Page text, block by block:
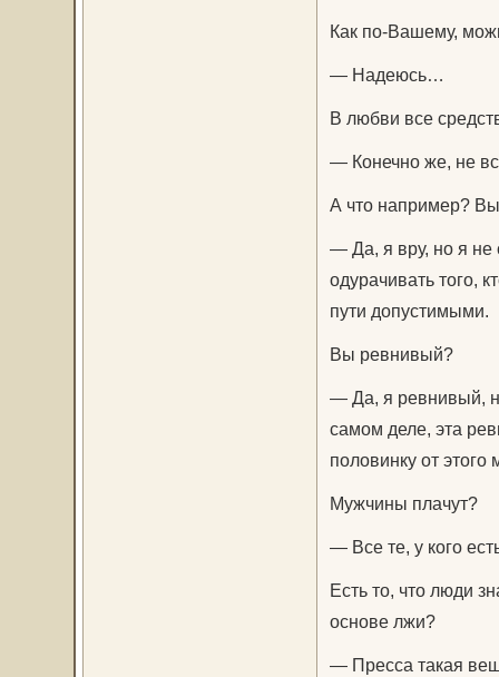
Как по-Вашему,
— Надеюсь…
В любви все
— Конечно же, не
А что например?
— Да, я вру, но я не
одурачивать того,
пути допустимыми.
Вы ревнивый?
— Да, я ревнивый,
самом деле, эта
половинку от
Мужчины плачут?
— Все те, у кого
Есть то, что люди
основе лжи?
— Пресса такая